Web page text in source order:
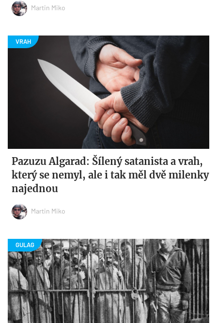
Martin Miko
Pazuzu Algarad: Šílený satanista a vrah,
který se nemyl, ale i tak měl dvě milenky
najednou
Martin Miko